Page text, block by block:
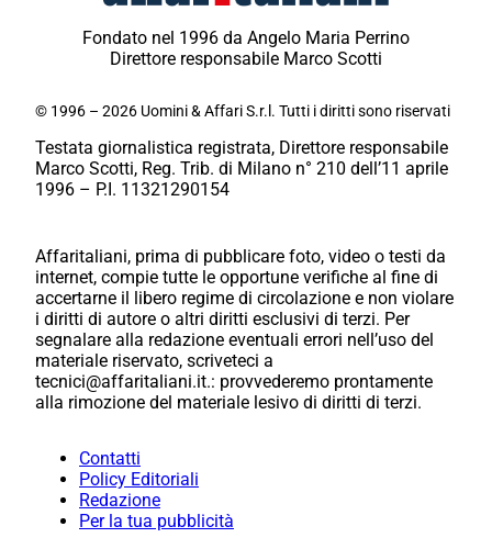
Fondato nel 1996 da Angelo Maria Perrino
Direttore responsabile Marco Scotti
© 1996 – 2026 Uomini & Affari S.r.l. Tutti i diritti sono riservati
Testata giornalistica registrata, Direttore responsabile
Marco Scotti, Reg. Trib. di Milano n° 210 dell’11 aprile
1996 – P.I. 11321290154
Affaritaliani, prima di pubblicare foto, video o testi da
internet, compie tutte le opportune verifiche al fine di
accertarne il libero regime di circolazione e non violare
i diritti di autore o altri diritti esclusivi di terzi. Per
segnalare alla redazione eventuali errori nell’uso del
materiale riservato, scriveteci a
tecnici@affaritaliani.it.: provvederemo prontamente
alla rimozione del materiale lesivo di diritti di terzi.
Contatti
Policy Editoriali
Redazione
Per la tua pubblicità